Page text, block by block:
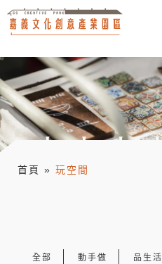
首頁 » 玩空間
全部 動手做 品生活